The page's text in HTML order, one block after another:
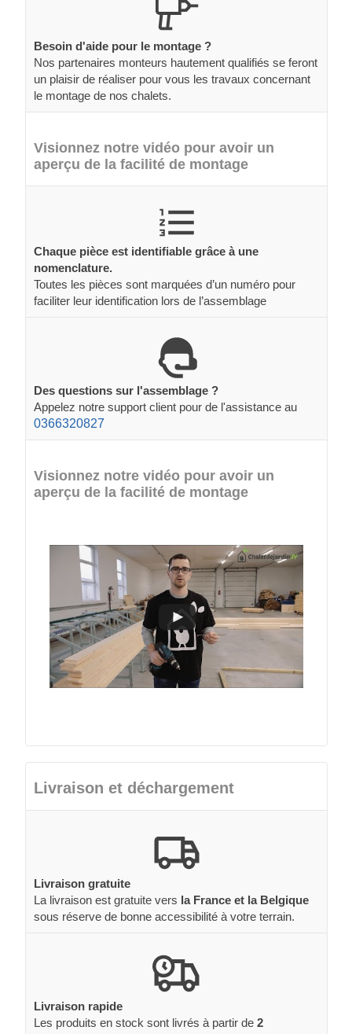
Besoin d'aide pour le montage ?
Nos partenaires monteurs hautement qualifiés se feront
un plaisir de réaliser pour vous les travaux concernant
le montage de nos chalets.
Visionnez notre vidéo pour avoir un
aperçu de la facilité de montage
Chaque pièce est identifiable grâce à une
nomenclature.
Toutes les pièces sont marquées d’un numéro pour
faciliter leur identification lors de l’assemblage
Des questions sur l'assemblage ?
Appelez notre support client pour de l'assistance au
0366320827
Visionnez notre vidéo pour avoir un
aperçu de la facilité de montage
Livraison et déchargement
Livraison gratuite
La livraison est gratuite vers la France et la Belgique
sous réserve de bonne accessibilité à votre terrain.
Livraison rapide
Les produits en stock sont livrés à partir de 2